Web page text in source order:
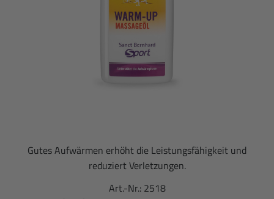
Gutes Aufwärmen erhöht die Leistungsfähigkeit und
reduziert Verletzungen.
Art.-Nr.: 2518